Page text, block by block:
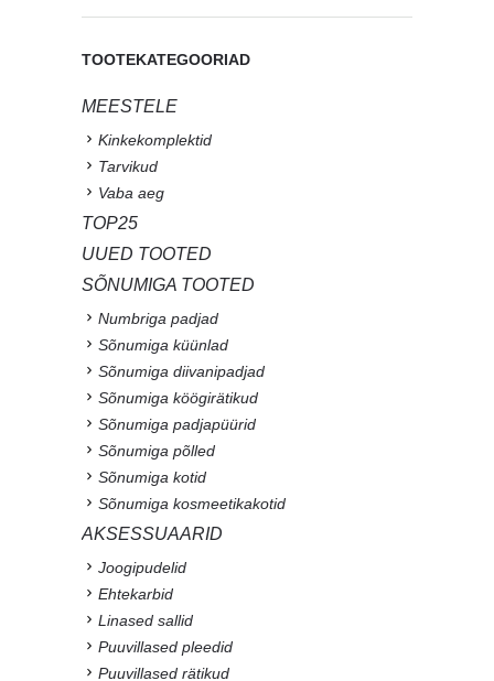
TOOTEKATEGOORIAD
MEESTELE
Kinkekomplektid
Tarvikud
Vaba aeg
TOP25
UUED TOOTED
SÕNUMIGA TOOTED
Numbriga padjad
Sõnumiga küünlad
Sõnumiga diivanipadjad
Sõnumiga köögirätikud
Sõnumiga padjapüürid
Sõnumiga põlled
Sõnumiga kotid
Sõnumiga kosmeetikakotid
AKSESSUAARID
Joogipudelid
Ehtekarbid
Linased sallid
Puuvillased pleedid
Puuvillased rätikud